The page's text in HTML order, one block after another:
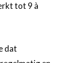
tot 9 à
dat